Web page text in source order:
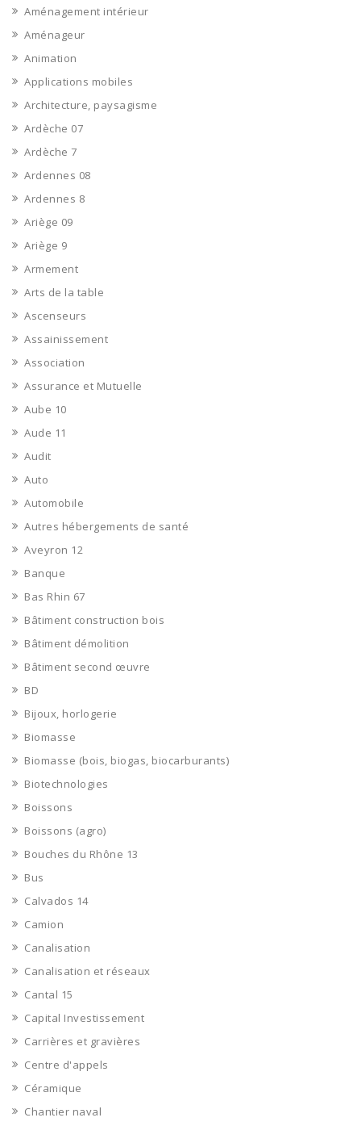
Aménagement intérieur
Aménageur
Animation
Applications mobiles
Architecture, paysagisme
Ardèche 07
Ardèche 7
Ardennes 08
Ardennes 8
Ariège 09
Ariège 9
Armement
Arts de la table
Ascenseurs
Assainissement
Association
Assurance et Mutuelle
Aube 10
Aude 11
Audit
Auto
Automobile
Autres hébergements de santé
Aveyron 12
Banque
Bas Rhin 67
Bâtiment construction bois
Bâtiment démolition
Bâtiment second œuvre
BD
Bijoux, horlogerie
Biomasse
Biomasse (bois, biogas, biocarburants)
Biotechnologies
Boissons
Boissons (agro)
Bouches du Rhône 13
Bus
Calvados 14
Camion
Canalisation
Canalisation et réseaux
Cantal 15
Capital Investissement
Carrières et gravières
Centre d'appels
Céramique
Chantier naval